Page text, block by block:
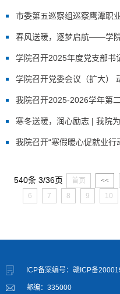
安全专项检查行动
市委第五巡察组巡察鹰潭职
副市长胡春平出席并讲话
春风送暖，逐梦启航——学
学院召开2025年度党支部书
学院召开党委会议（扩大）
学习教育工作
我院召开2025-2026学年第
寒冬送暖，润心励志 | 我院
我院召开“寒假暖心促就业
540条 3/36页 首页 <<
6
7 8 9 10
ICP备案编号：赣ICP备
邮编：335000